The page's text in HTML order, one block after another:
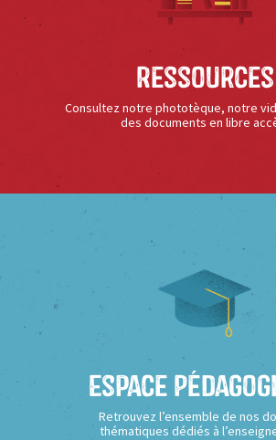
Ressources
Consultez notre phototèque, notre
des documents en libre
Espace
Retrouvez l’ensemble de nos
thématiques dédiés à